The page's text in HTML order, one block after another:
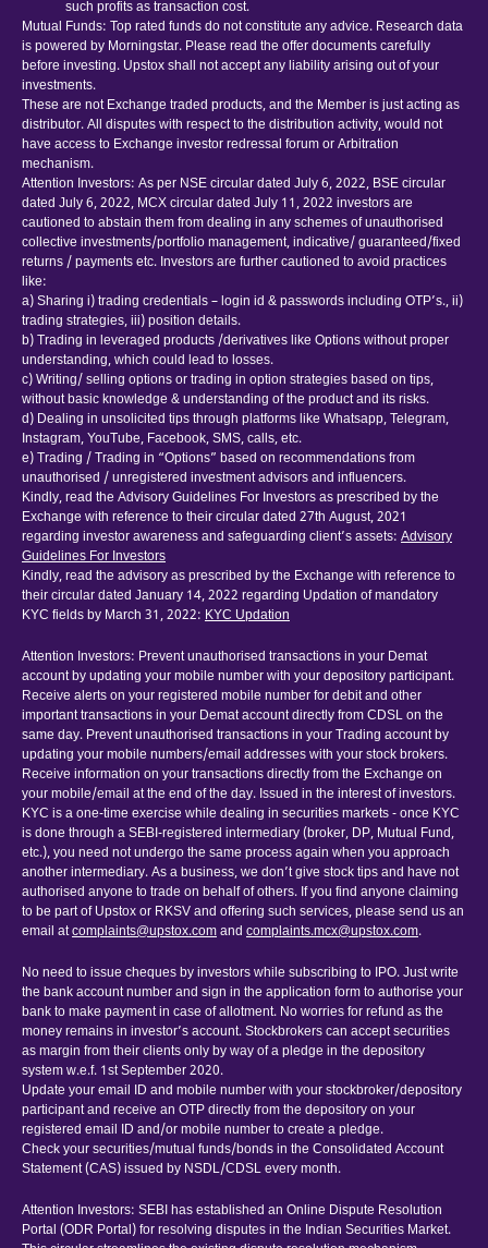
such profits as transaction cost.
Mutual Funds: Top rated funds do not constitute any advice. Research data
is powered by Morningstar. Please read the offer documents carefully
before investing. Upstox shall not accept any liability arising out of your
investments.
These are not Exchange traded products, and the Member is just acting as
distributor. All disputes with respect to the distribution activity, would not
have access to Exchange investor redressal forum or Arbitration
mechanism.
Attention Investors: As per NSE circular dated July 6, 2022, BSE circular
dated July 6, 2022, MCX circular dated July 11, 2022 investors are
cautioned to abstain them from dealing in any schemes of unauthorised
collective investments/portfolio management, indicative/ guaranteed/fixed
returns / payments etc. Investors are further cautioned to avoid practices
like:
a) Sharing i) trading credentials – login id & passwords including OTP’s., ii)
trading strategies, iii) position details.
b) Trading in leveraged products /derivatives like Options without proper
understanding, which could lead to losses.
c) Writing/ selling options or trading in option strategies based on tips,
without basic knowledge & understanding of the product and its risks.
d) Dealing in unsolicited tips through platforms like Whatsapp, Telegram,
Instagram, YouTube, Facebook, SMS, calls, etc.
e) Trading / Trading in “Options” based on recommendations from
unauthorised / unregistered investment advisors and influencers.
Kindly, read the Advisory Guidelines For Investors as prescribed by the
Exchange with reference to their circular dated 27th August, 2021
regarding investor awareness and safeguarding client’s assets: Advisory
Guidelines For Investors
Kindly, read the advisory as prescribed by the Exchange with reference to
their circular dated January 14, 2022 regarding Updation of mandatory
KYC fields by March 31, 2022: KYC Updation
Attention Investors: Prevent unauthorised transactions in your Demat
account by updating your mobile number with your depository participant.
Receive alerts on your registered mobile number for debit and other
important transactions in your Demat account directly from CDSL on the
same day. Prevent unauthorised transactions in your Trading account by
updating your mobile numbers/email addresses with your stock brokers.
Receive information on your transactions directly from the Exchange on
your mobile/email at the end of the day. Issued in the interest of investors.
KYC is a one-time exercise while dealing in securities markets - once KYC
is done through a SEBI-registered intermediary (broker, DP, Mutual Fund,
etc.), you need not undergo the same process again when you approach
another intermediary. As a business, we don’t give stock tips and have not
authorised anyone to trade on behalf of others. If you find anyone claiming
to be part of Upstox or RKSV and offering such services, please send us an
email atcomplaints@upstox.comand complaints.mcx@upstox.com.
No need to issue cheques by investors while subscribing to IPO. Just write
the bank account number and sign in the application form to authorise your
bank to make payment in case of allotment. No worries for refund as the
money remains in investor’s account. Stockbrokers can accept securities
as margin from their clients only by way of a pledge in the depository
system w.e.f. 1st September 2020.
Update your email ID and mobile number with your stockbroker/depository
participant and receive an OTP directly from the depository on your
registered email ID and/or mobile number to create a pledge.
Check your securities/mutual funds/bonds in the Consolidated Account
Statement (CAS) issued by NSDL/CDSL every month.
Attention Investors: SEBI has established an Online Dispute Resolution
Portal (ODR Portal) for resolving disputes in the Indian Securities Market.